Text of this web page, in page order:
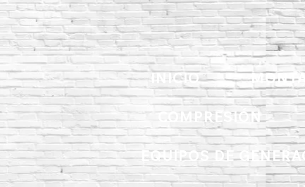
INICIO
COMPRESIÓN
EQUIPOS DE